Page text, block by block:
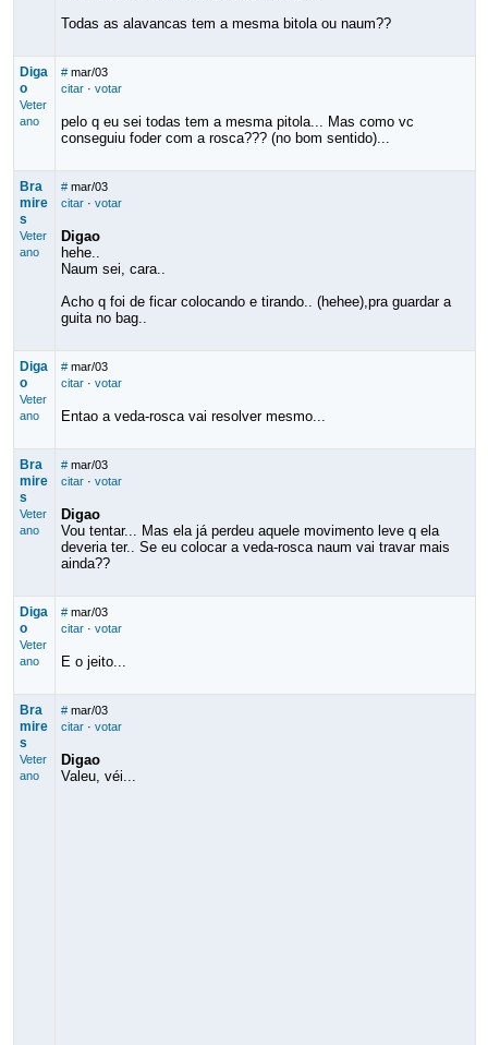
Todas as alavancas tem a mesma bitola ou naum??
Diga
o
Veter
ano
# mar/03
citar· votar
pelo q eu sei todas tem a mesma pitola... Mas como vc
conseguiu foder com a rosca??? (no bom sentido)...
Bra
mire
s
Veter
ano
# mar/03
citar· votar
Digao
hehe..
Naum sei, cara..
Acho q foi de ficar colocando e tirando.. (hehee),pra guardar a
guita no bag..
Diga
o
Veter
ano
# mar/03
citar· votar
Entao a veda-rosca vai resolver mesmo...
Bra
mire
s
Veter
ano
# mar/03
citar· votar
Digao
Vou tentar... Mas ela já perdeu aquele movimento leve q ela
deveria ter.. Se eu colocar a veda-rosca naum vai travar mais
ainda??
Diga
o
Veter
ano
# mar/03
citar· votar
E o jeito...
Bra
mire
s
Veter
ano
# mar/03
citar· votar
Digao
Valeu, véi...